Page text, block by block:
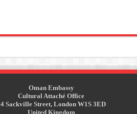
Oman Embassy
Cultural Attaché Office
Sackville Street, London W1S 3ED
United Kingdom